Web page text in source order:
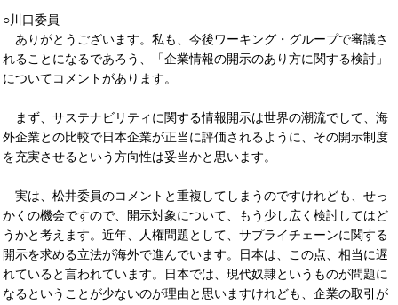
○川口委員
ありがとうございます。私も、今後ワーキング・グループで審議さ
れることになるであろう、「企業情報の開示のあり方に関する検討」
についてコメントがあります。
まず、サステナビリティに関する情報開示は世界の潮流でして、海
外企業との比較で日本企業が正当に評価されるように、その開示制度
を充実させるという方向性は妥当かと思います。
実は、松井委員のコメントと重複してしまうのですけれども、せっ
かくの機会ですので、開示対象について、もう少し広く検討してはど
うかと考えます。近年、人権問題として、サプライチェーンに関する
開示を求める立法が海外で進んでいます。日本は、この点、相当に遅
れていると言われています。日本では、現代奴隷というものが問題に
なるということが少ないのが理由と思いますけれども、企業の取引が